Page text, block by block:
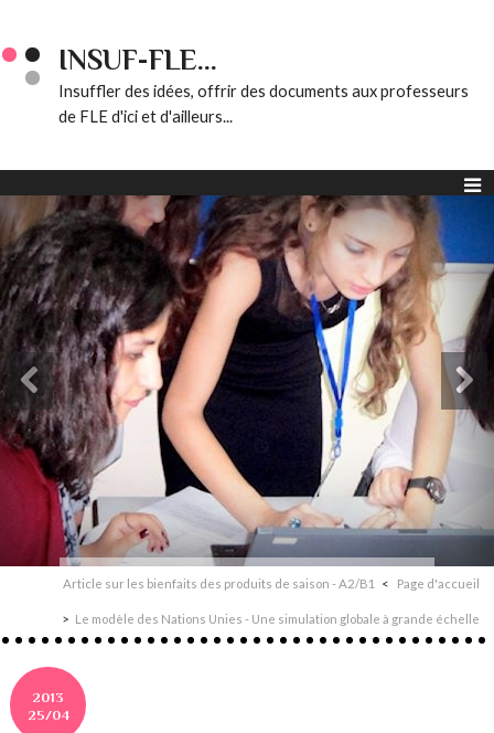
INSUF-FLE...
Insuffler des idées, offrir des documents aux professeurs
de FLE d'ici et d'ailleurs...
Article sur les bienfaits des produits de saison - A2/B1 Page d'accueil
Le modèle des Nations Unies - Une simulation globale à grande échelle
2013
25/04